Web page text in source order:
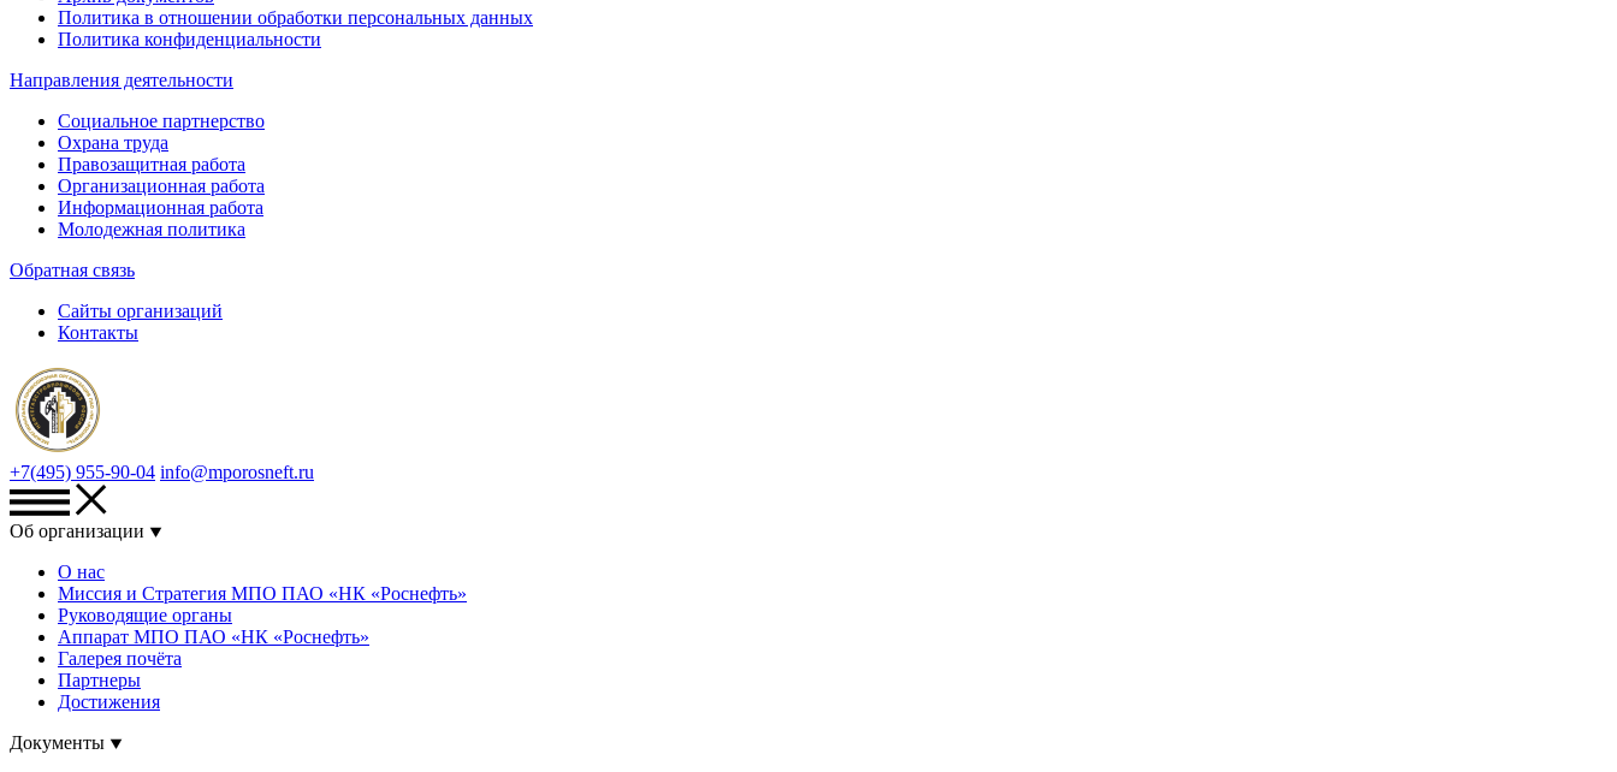
Политика в отношении обработки персональных данных
Политика конфиденциальности
Направления деятельности
Социальное партнерство
Охрана труда
Правозащитная работа
Организационная работа
Информационная работа
Молодежная политика
Обратная связь
Сайты организаций
Контакты
+7(495) 955-90-04 info@mporosneft.ru
Об организации
О нас
Миссия и Стратегия МПО ПАО «НК «Роснефть»
Руководящие органы
Аппарат МПО ПАО «НК «Роснефть»
Галерея почёта
Партнеры
Достижения
Документы